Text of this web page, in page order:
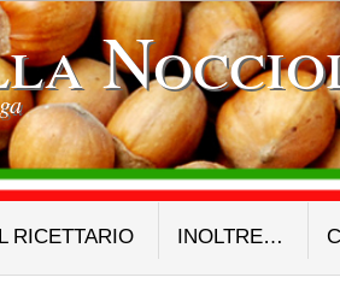
RICETTARIO INOLTRE…